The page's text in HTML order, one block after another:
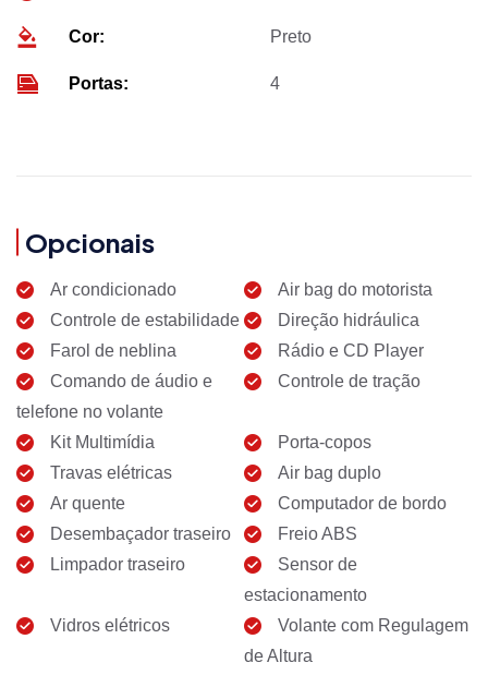
Cor: Preto
Portas: 4
Opcionais
Ar condicionado
Air bag do motorista
Controle de estabilidade
Direção hidráulica
Farol de neblina
Rádio e CD Player
Comando de áudio e
telefone no volante
Controle de tração
Kit Multimídia
Porta-copos
Travas elétricas
Air bag duplo
Ar quente
Computador de bordo
Desembaçador traseiro
Freio ABS
Limpador traseiro
Sensor de
estacionamento
Vidros elétricos
Volante com Regulagem
de Altura